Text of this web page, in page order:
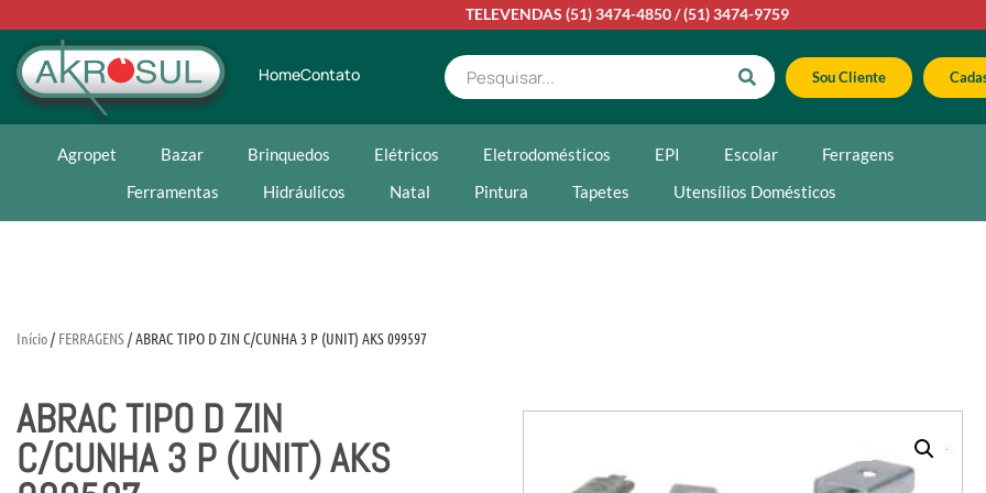
TELEVENDAS (51) 3474-4850/(51) 3474-9759
HomeContato Sou Cliente
Agropet Bazar Brinquedos Elétricos Eletrodomésticos EPI Escolar
Ferragens
Ferramentas
Hidráulicos Natal Pintura Tapetes Utensílios Domésticos
Início/ FERRAGENS/ ABRAC TIPO D ZIN C/CUNHA 3 P (UNIT) AKS 099597
ABRAC TIPO D ZIN
C/CUNHA 3 P (UNIT) AKS